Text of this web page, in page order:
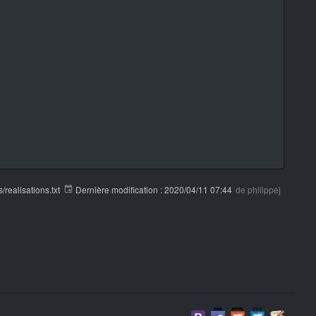
realisations.txt Dernière modification :2020/04/11 07:44 de philippej